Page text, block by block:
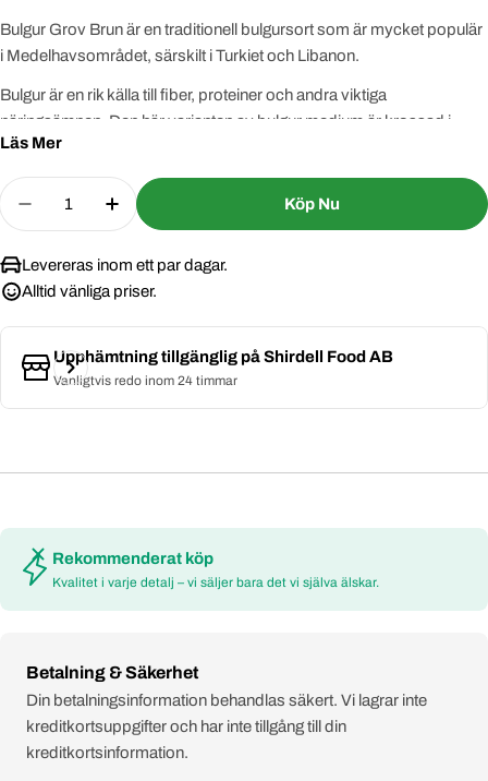
Bulgur Grov Brun är en traditionell bulgursort som är mycket populär
i Medelhavsområdet, särskilt i Turkiet och Libanon.
Bulgur är en rik källa till fiber, proteiner och andra viktiga
näringsämnen. Den här varianten av bulgur medium är krossad i
mellanstora bitar, perfekt för matlagning av sallader, grytor, soppor
eller användning som bas för olika typer av vegetariska biffar.
Bulgur Grov kan användas i maträtter som couscous, pilaf eller i en
bulgur pilavi'.
Produkterna från Sedir är kända för sin högsta standard för kvalitet
och smak. Bulgur Grov Sedir är inget undantag, den tillverkas med
noggrannhet och ingen konserveringsmedel. Detta är en näringsrik
produkt som passar för olika typer av matlagning, den är lätt att
förbereda och kan tillagas på kort tid.
Läs Mer
Quantity
Decrease Quantity For Bulgur Brun Grov Sedir
Increase Quantity For Bulgur Brun Grov
Köp Nu
Levereras inom ett par dagar.
Alltid vänliga priser.
Upphämtning tillgänglig påShirdell Food AB
Vanligtvis redo inom 24 timmar
Rekommenderat köp
Kvalitet i varje detalj – vi säljer bara det vi själva älskar.
Betalning & Säkerhet
Payment
methods
Din betalningsinformation behandlas säkert. Vi lagrar inte
kreditkortsuppgifter och har inte tillgång till din
kreditkortsinformation.